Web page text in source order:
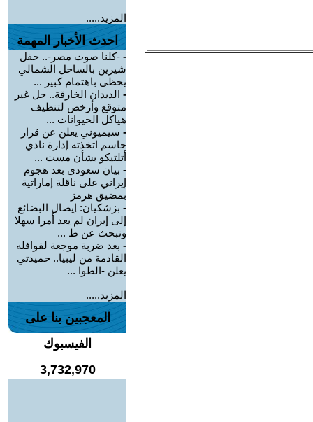
المزيد.....
احدث الأخبار المهمة
- -كلنا صوت مصر-.. حفل
شيرين بالساحل الشمالي
يحظى باهتمام كبير ...
- الديدان الخارقة.. حل غير
متوقع وأرخص لتنظيف
هياكل الحيوانات ...
- سيميوني يعلن عن قرار
حاسم اتخذته إدارة نادي
أتلتيكو بشأن مست ...
- بيان سعودي بعد هجوم
إيراني على ناقلة إماراتية
بمضيق هرمز
- بزشكيان: إيصال البضائع
إلى إيران لم يعد أمرا سهلا
ونبحث عن ط ...
- بعد ضربة موجعة لقوافله
القادمة من ليبيا.. حميدتي
يعلن -الطوا ...
المزيد.....
المعجبين بنا على
الفيسبوك
3,732,970